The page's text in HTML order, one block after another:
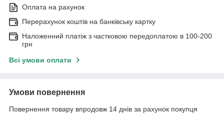
Оплата на рахунок
Перерахунок коштів на банківську картку
Наложенний платіж з частковою передоплатою в 100-200
грн
Всі умови оплати
Умови повернення
Повернення товару впродовж 14 днів за рахунок покупця